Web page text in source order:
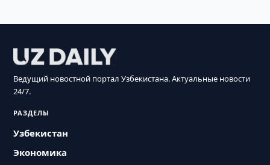
Ведущий новостной портал Узбекистана. Актуальные новости
24/7.
РАЗДЕЛЫ
Узбекистан
Экономика